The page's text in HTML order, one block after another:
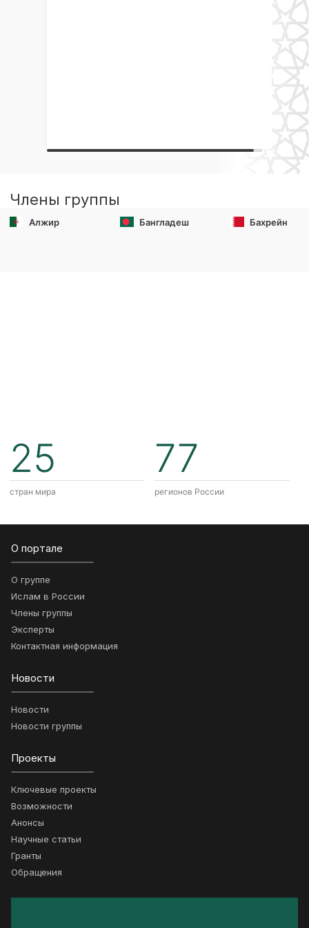
Члены группы
Алжир Бангладеш Бахрейн
25
стран мира
77
регионов России
О портале
О группе
Ислам в России
Члены группы
Эксперты
Контактная информация
Новости
Новости
Новости группы
Проекты
Ключевые проекты
Возможности
Анонсы
Научные статьи
Гранты
Обращения